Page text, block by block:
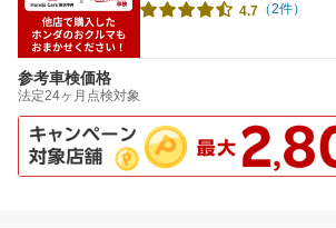
4.7 （2件）
参考車検価格
法定24ヶ月点検対象